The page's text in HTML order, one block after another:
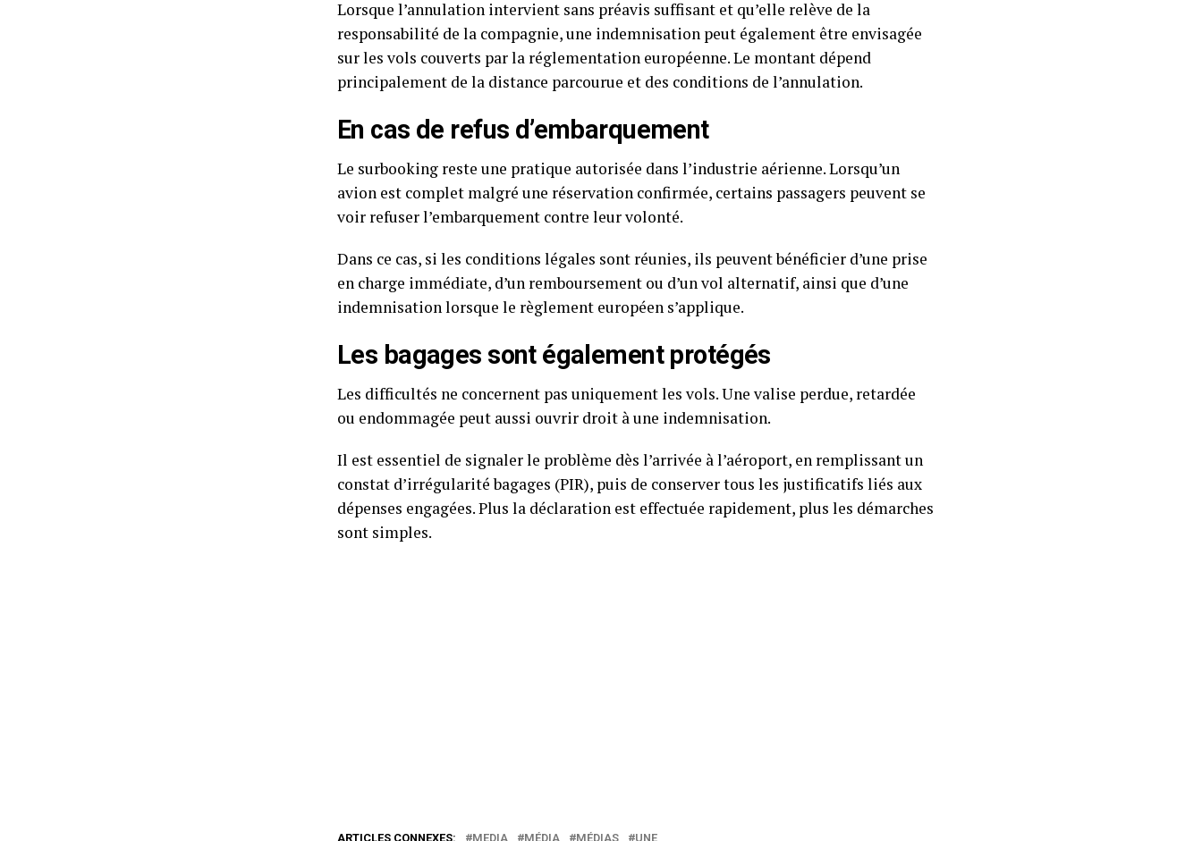
Lorsque l’annulation intervient sans préavis suffisant et qu’elle relève de la
responsabilité de la compagnie, une indemnisation peut également être envisagée
sur les vols couverts par la réglementation européenne. Le montant dépend
principalement de la distance parcourue et des conditions de l’annulation.
En cas de refus d’embarquement
Le surbooking reste une pratique autorisée dans l’industrie aérienne. Lorsqu’un
avion est complet malgré une réservation confirmée, certains passagers peuvent se
voir refuser l’embarquement contre leur volonté.
Dans ce cas, si les conditions légales sont réunies, ils peuvent bénéficier d’une prise
en charge immédiate, d’un remboursement ou d’un vol alternatif, ainsi que d’une
indemnisation lorsque le règlement européen s’applique.
Les bagages sont également protégés
Les difficultés ne concernent pas uniquement les vols. Une valise perdue, retardée
ou endommagée peut aussi ouvrir droit à une indemnisation.
Il est essentiel de signaler le problème dès l’arrivée à l’aéroport, en remplissant un
constat d’irrégularité bagages (PIR), puis de conserver tous les justificatifs liés aux
dépenses engagées. Plus la déclaration est effectuée rapidement, plus les démarches
sont simples.
ARTICLES CONNEXES: MEDIA MÉDIA MÉDIAS UNE